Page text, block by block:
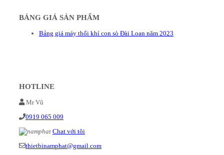
BẢNG GIÁ SẢN PHẨM
Bảng giá máy thổi khí con sò Đài Loan năm 2023
HOTLINE
Mr Vũ
0919 065 009
Chat với tôi
thietbinamphat@gmail.com